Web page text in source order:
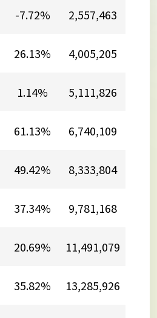
-7.72% 2,557,463
26.13% 4,005,205
1.14% 5,111,826
61.13% 6,740,109
49.42% 8,333,804
37.34% 9,781,168
20.69% 11,491,079
35.82% 13,285,926